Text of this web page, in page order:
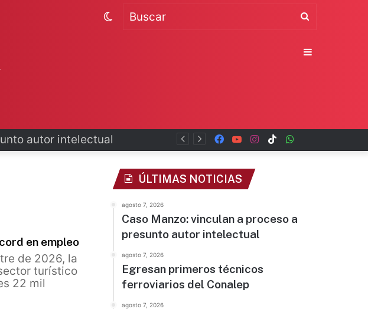
Conalep TikTok
Instagram
YouTube
Facebook
Switch
en empleo
de 2026, la
turístico
22 mil
ÚLTIMAS NOTICIAS
agosto 7, 2026
Caso Manzo: vinculan a proceso a
presunto autor intelectual
agosto 7, 2026
Egresan primeros técnicos
ferroviarios del Conalep
agosto 7, 2026